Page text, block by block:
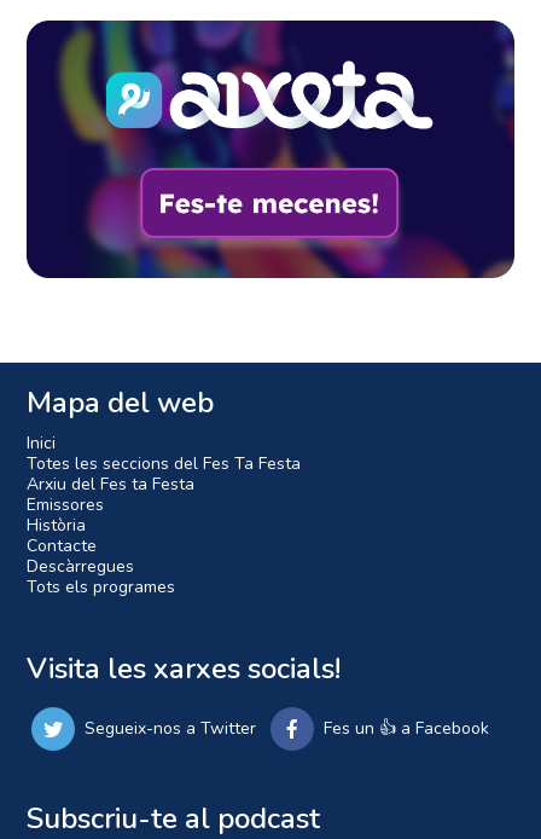
Mapa del web
Inici
Totes les seccions del Fes Ta Festa
Arxiu del Fes ta Festa
Emissores
Història
Contacte
Descàrregues
Tots els programes
Visita les xarxes socials!
Segueix-nos a Twitter Fes un 👍 a Facebook
Subscriu-te al podcast